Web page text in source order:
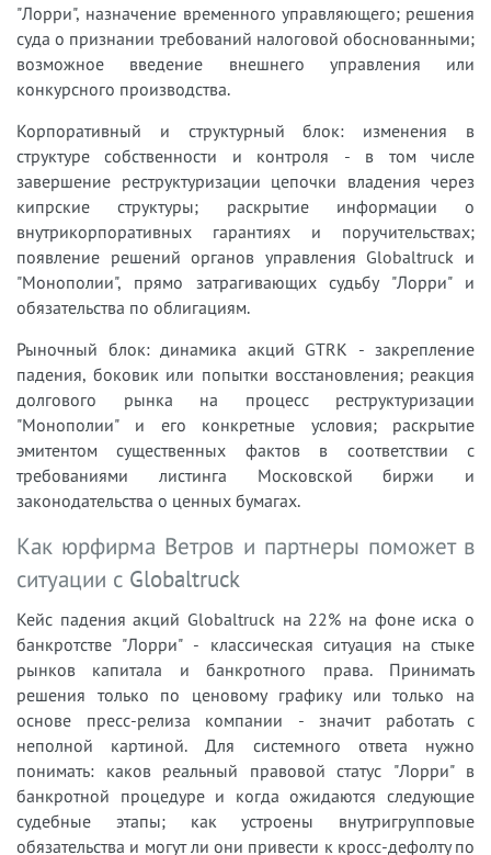
"Лорри", назначение временного управляющего; решения
суда о признании требований налоговой обоснованными;
возможное введение внешнего управления или
конкурсного производства.
Корпоративный и структурный блок: изменения в
структуре собственности и контроля - в том числе
завершение реструктуризации цепочки владения через
кипрские структуры; раскрытие информации о
внутрикорпоративных гарантиях и поручительствах;
появление решений органов управления Globaltruck и
"Монополии", прямо затрагивающих судьбу "Лорри" и
обязательства по облигациям.
Рыночный блок: динамика акций GTRK - закрепление
падения, боковик или попытки восстановления; реакция
долгового рынка на процесс реструктуризации
"Монополии" и его конкретные условия; раскрытие
эмитентом существенных фактов в соответствии с
требованиями листинга Московской биржи и
законодательства о ценных бумагах.
Как юрфирма Ветров и партнеры поможет в
ситуации с Globaltruck
Кейс падения акций Globaltruck на 22% на фоне иска о
банкротстве "Лорри" - классическая ситуация на стыке
рынков капитала и банкротного права. Принимать
решения только по ценовому графику или только на
основе пресс-релиза компании - значит работать с
неполной картиной. Для системного ответа нужно
понимать: каков реальный правовой статус "Лорри" в
банкротной процедуре и когда ожидаются следующие
судебные этапы; как устроены внутригрупповые
обязательства и могут ли они привести к кросс-дефолту по